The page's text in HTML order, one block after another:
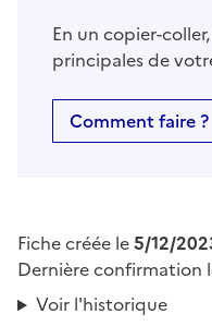
En un copier-
principales de
Comment faire ?
Fiche créée le5/12/
Dernière confirmation
Voir l'historique